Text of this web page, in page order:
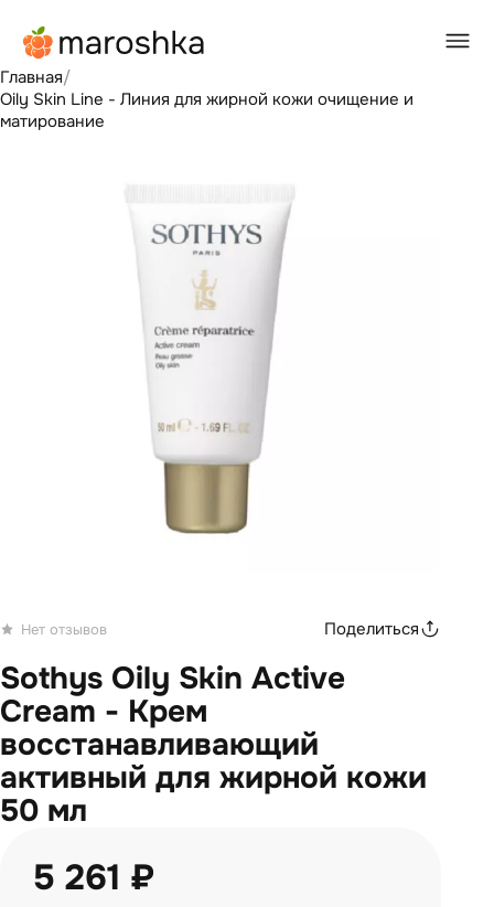
Главная/
Oily Skin Line - Линия для жирной кожи очищение и
матирование
Нет отзывов Поделиться
Sothys Oily Skin Active
Cream - Крем
восстанавливающий
активный для жирной кожи
50 мл
5 261 ₽